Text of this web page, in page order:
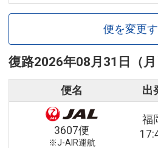
便を変更
復路2026年08月31日（
便名 出
3607便
※J-AIR運航
福